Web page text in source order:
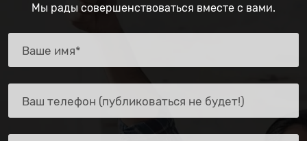
Мы рады совершенствоваться вместе с вами.